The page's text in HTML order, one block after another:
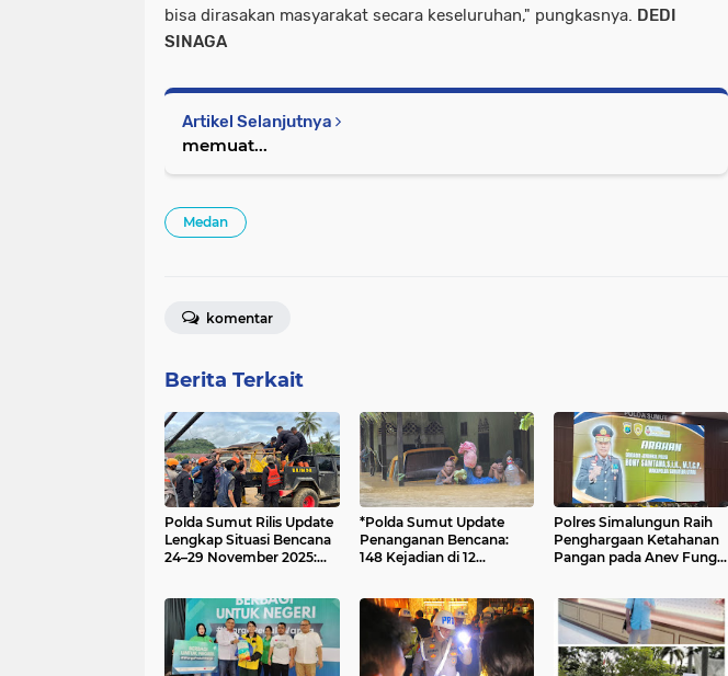
bisa dirasakan masyarakat secara keseluruhan," pungkasnya. DEDI
SINAGA
Artikel Selanjutnya
memuat...
Medan
komentar
Berita Terkait
Polda Sumut Rilis Update
Lengkap Situasi Bencana
24–29 November 2025:
Terus Dimaksimalkan
*Polda Sumut Update
Penanganan Bencana:
148 Kejadian di 12
Polres Simalungun Raih
Penghargaan Ketahanan
Pangan pada Anev Fungsi